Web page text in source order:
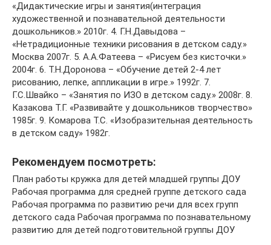
«Дидактические игры и занятия(интеграция
художественной и познавательной деятельности
дошкольников.» 2010г. 4. Г.Н.Давыдова –
«Нетрадиционные техники рисования в детском саду.»
Москва 2007г. 5. А.А.Фатеева – «Рисуем без кисточки.»
2004г. 6. Т.Н.Доронова – «Обучение детей 2-4 лет
рисованию, лепке, аппликации в игре.» 1992г. 7.
Г.С.Швайко – «Занятия по ИЗО в детском саду.» 2008г. 8.
Казакова Т.Г. «Развивайте у дошкольников творчество»
1985г. 9. Комарова Т.С. «Изобразительная деятельность
в детском саду» 1982г.
Рекомендуем посмотреть:
План работы кружка для детей младшей группы ДОУ
Рабочая программа для средней группе детского сада
Рабочая программа по развитию речи для всех групп
детского сада Рабочая программа по познавательному
развитию для детей подготовительной группы ДОУ